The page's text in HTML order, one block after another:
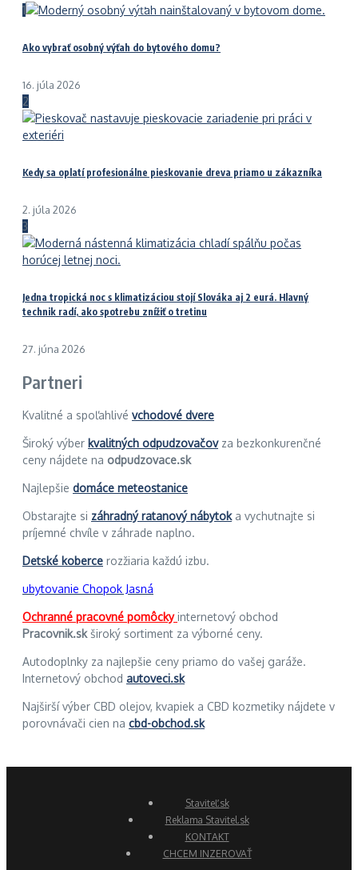
1
Ako vybrať osobný výťah do bytového domu?
16. júla 2026
2
Kedy sa oplatí profesionálne pieskovanie dreva priamo u zákazníka
2. júla 2026
3
Jedna tropická noc s klimatizáciou stojí Slováka aj 2 eurá. Hlavný
technik radí, ako spotrebu znížiť o tretinu
27. júna 2026
Partneri
Kvalitné a spoľahlivé vchodové dvere
Široký výber kvalitných odpudzovačovza bezkonkurenčné
ceny nájdete na odpudzovace.sk
Najlepšie domáce meteostanice
Obstarajte si záhradný ratanový nábytoka vychutnajte si
príjemné chvíle v záhrade naplno.
Detské koberce rozžiaria každú izbu.
ubytovanie Chopok Jasná
Ochranné pracovné pomôckyinternetový obchod
Pracovnik.skširoký sortiment za výborné ceny.
Autodoplnky za najlepšie ceny priamo do vašej garáže.
Internetový obchod autoveci.sk
Najširší výber CBD olejov, kvapiek a CBD kozmetiky nájdete v
porovnávači cien na cbd-obchod.sk
Staviteľ.sk
Reklama Stavitel.sk
KONTAKT
CHCEM INZEROVAŤ